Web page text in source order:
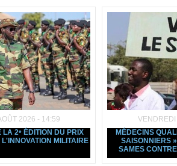
2026 - 14:59
2ᵉ ÉDITION DU PRIX
MILITAIRE
MÉDECINS
SAISONNIERS
SAMES